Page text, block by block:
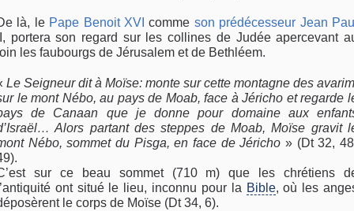
là, le Pape Benoit XVI comme son prédécesseur Jean
I, portera son regard sur les collines de Judée apercevant
les faubourgs de Jérusalem et de Bethléem.
Le Seigneur dit à Moïse: monte sur cette montagne des
le mont Nébo, au pays de Moab, face à Jéricho et regarde
de Canaan que je donne pour domaine aux
Alors partant des steppes de Moab, Moïse gravit
Nébo, sommet du Pisga, en face de Jéricho » (Dt 32,
sur ce beau sommet (710 m) que les chrétiens
ont situé le lieu, inconnu pour la Bible, où les
le corps de Moïse (Dt 34, 6).